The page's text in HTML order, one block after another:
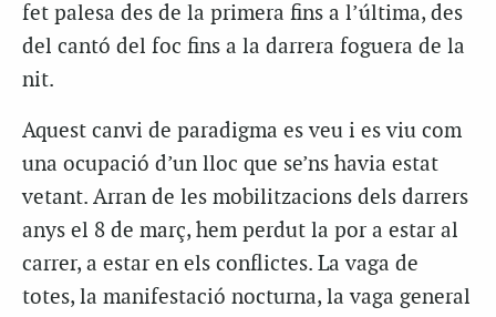
fet palesa des de la primera fins a l’última, des
del cantó del foc fins a la darrera foguera de la
nit.
Aquest canvi de paradigma es veu i es viu com
una ocupació d’un lloc que se’ns havia estat
vetant. Arran de les mobilitzacions dels darrers
anys el 8 de març, hem perdut la por a estar al
carrer, a estar en els conflictes. La vaga de
totes, la manifestació nocturna, la vaga general